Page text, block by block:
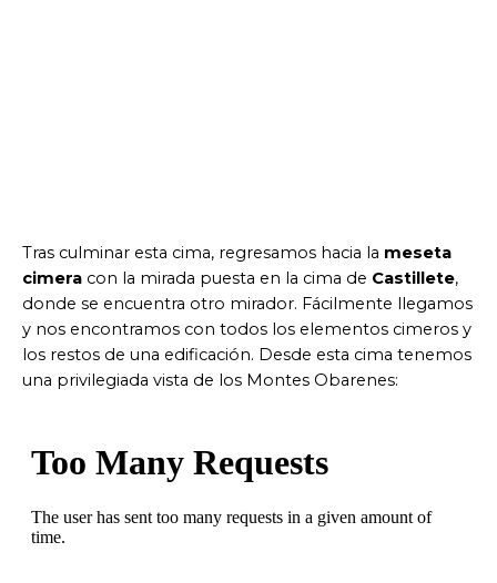
Tras culminar esta cima, regresamos hacia la meseta
cimera con la mirada puesta en la cima de Castillete,
donde se encuentra otro mirador. Fácilmente llegamos
y nos encontramos con todos los elementos cimeros y
los restos de una edificación. Desde esta cima tenemos
una privilegiada vista de los Montes Obarenes: